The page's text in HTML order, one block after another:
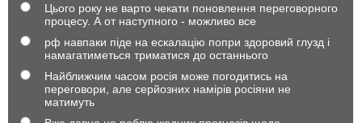
Цього року не варто чекати поновлення переговорного
процесу. А от наступного - можливо все
рф навпаки піде на ескалацію попри здоровий глузд і
намагатиметься триматися до останнього
Найближчим часом росія може погодитись на
переговори, але серйозних намірів росіяни не
матимуть